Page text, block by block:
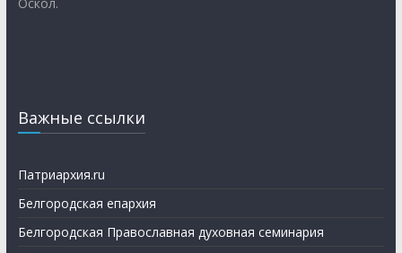
Важные ссылки
Патриархия.ru
Белгородская епархия
Белгородская Православная духовная семинария